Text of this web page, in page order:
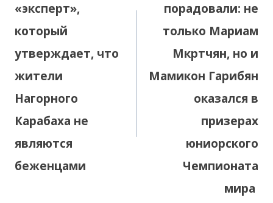
«эксперт»,
который
утверждает, что
жители
Нагорного
Карабаха не
являются
беженцами
порадовали: не
только Мариам
Мкртчян, но и
Мамикон Гарибян
оказался в
призерах
юниорского
Чемпионата
мира